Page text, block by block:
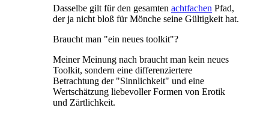
Dasselbe gilt für den gesamten achtfachen Pfad,
der ja nicht bloß für Mönche seine Gültigkeit hat.
Braucht man "ein neues toolkit"?
Meiner Meinung nach braucht man kein neues
Toolkit, sondern eine differenziertere
Betrachtung der "Sinnlichkeit" und eine
Wertschätzung liebevoller Formen von Erotik
und Zärtlichkeit.